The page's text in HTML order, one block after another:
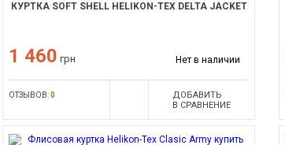
КУРТКА SOFT SHELL HELIKON-TEX DELTA JACKET
1 460 грн Нет в наличии
ОТЗЫВОВ:0
ДОБАВИТЬ
В СРАВНЕНИЕ